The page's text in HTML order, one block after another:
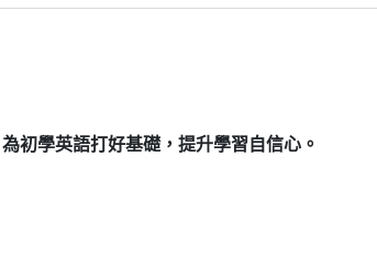
初學英語打好基礎，提升學習自信心。